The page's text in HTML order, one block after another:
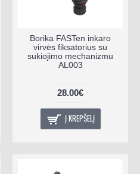
Borika FASTen inkaro
virvės fiksatorius su
sukiojimo mechanizmu
AL003
28.00€
Į KREPŠELĮ